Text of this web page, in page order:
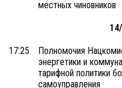
местных чиновников
17:25
Полномочия
энергетики и
тарифной политики
самоуправления